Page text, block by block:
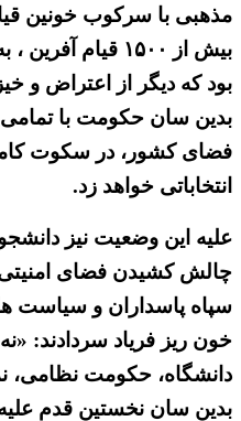
مذهبی با سرکوب خونین
بیش از ۱۵۰۰ قیام
بود که دیگر از اعتراض و
بدین سان حکومت با تمامی
فضای کشور، در سکوت
انتخاباتی خواهد زد.
علیه این وضعیت نیز
چالش کشیدن فضای
سپاه پاسداران و سیاست
خون ریز فریاد سردادند: «نه
دانشگاه، حکومت نظامی،
بدین سان نخستین قدم